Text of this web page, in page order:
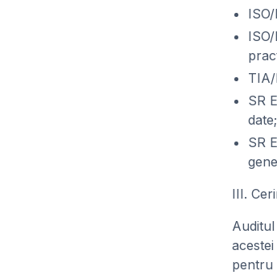
SR
date;
SR
III.
pentru